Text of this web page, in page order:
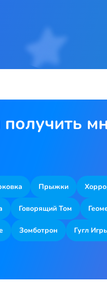
Прыжки
Говорящий Том
Зомботрон Гугл